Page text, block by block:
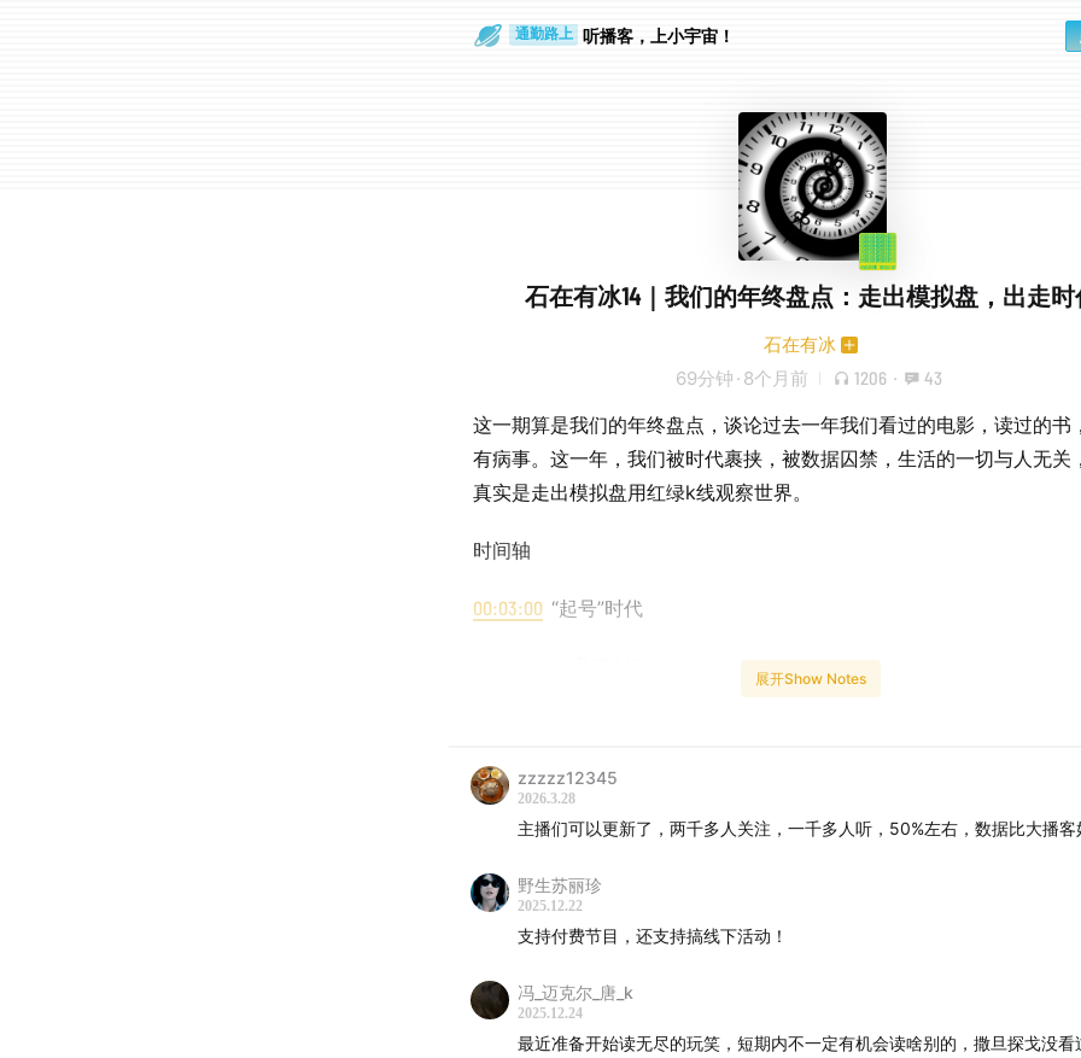
通勤路上 听播客，上小宇宙！
石在有冰14｜我们的年终盘点：走出模拟盘，出走时
石在有冰
69分钟 · 8个月前 1206 · 43
这一期算是我们的年终盘点，谈论过去一年我们看过的电影，读过的书
有病事。这一年，我们被时代裹挟，被数据囚禁，生活的一切与人无关
真实是走出模拟盘用红绿k线观察世界。
时间轴
00:03:00 “起号”时代
00:17:30 “分歧”时代
00:36:40“看盘”时代
00:41:40“不阅读”时代
The Walkmen - In the New Year
展开Show Notes
zzzzz12345
2026.3.28
主播们可以更新了，两千多人关注，一千多人听，50%左右，数据比大播客
野生苏丽珍
2025.12.22
支持付费节目，还支持搞线下活动！
冯_迈克尔_唐_k
2025.12.24
最近准备开始读无尽的玩笑，短期内不一定有机会读啥别的，撒旦探戈没看